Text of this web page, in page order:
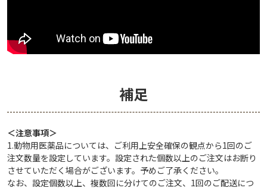
補足
＜注意事項＞
1.動物用医薬品については、ご利用上安全確保の観点から1回のご
注文数量を設定しています。設定された個数以上のご注文はお断り
させていただく場合がございます。予めご了承ください。
なお、設定個数以上、複数回に分けてのご注文、1回のご配送につ